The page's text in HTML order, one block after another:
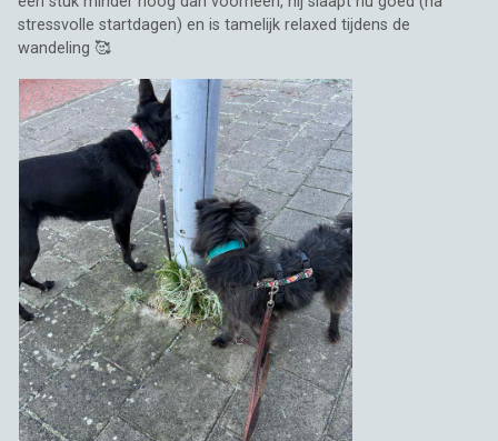
stressvolle startdagen) en is tamelijk relaxed tijdens de
wandeling 🥰